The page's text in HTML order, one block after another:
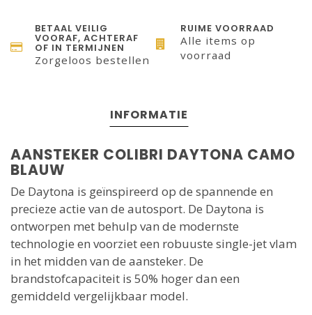
BETAAL VEILIG
VOORAF, ACHTERAF
OF IN TERMIJNEN
Zorgeloos bestellen
RUIME VOORRAAD
Alle items op
voorraad
INFORMATIE
AANSTEKER COLIBRI DAYTONA CAMO
BLAUW
De Daytona is geïnspireerd op de spannende en
precieze actie van de autosport. De Daytona is
ontworpen met behulp van de modernste
technologie en voorziet een robuuste single-jet vlam
in het midden van de aansteker. De
brandstofcapaciteit is 50% hoger dan een
gemiddeld vergelijkbaar model.